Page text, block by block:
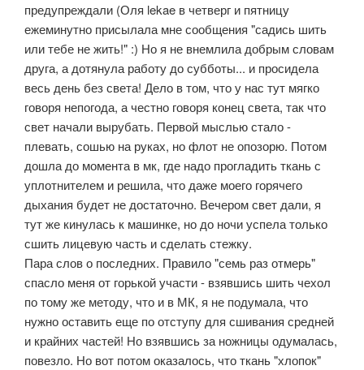
предупреждали (Оля lekae в четверг и пятницу
ежеминутно присылала мне сообщения "садись шить
или тебе не жить!" :) Но я не внемлила добрым словам
друга, а дотянула работу до субботы... и просидела
весь день без света! Дело в том, что у нас тут мягко
говоря непогода, а честно говоря конец света, так что
свет начали вырубать. Первой мыслью стало -
плевать, сошью на руках, но флот не опозорю. Потом
дошла до момента в мк, где надо прогладить ткань с
уплотнителем и решила, что даже моего горячего
дыхания будет не достаточно. Вечером свет дали, я
тут же кинулась к машинке, но до ночи успела только
сшить лицевую часть и сделать стежку.
Пара слов о последних. Правило "семь раз отмерь"
спасло меня от горькой участи - взявшись шить чехол
по тому же методу, что и в МК, я не подумала, что
нужно оставить еще по отступу для сшивания средней
и крайних частей! Но взявшись за ножницы одумалась,
повезло. Но вот потом оказалось, что ткань "хлопок"